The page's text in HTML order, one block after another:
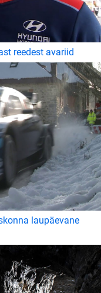
reedest avariid
laupäevane